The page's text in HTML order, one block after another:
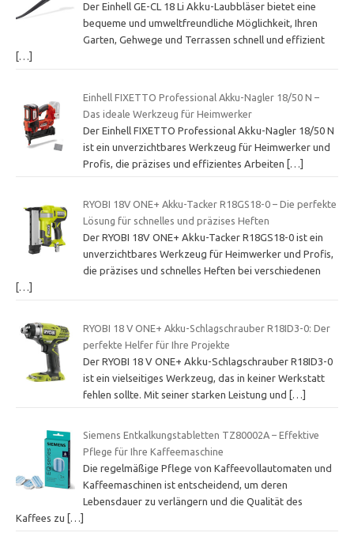
Der Einhell GE-CL 18 Li Akku-Laubbläser bietet eine
bequeme und umweltfreundliche Möglichkeit, Ihren
Garten, Gehwege und Terrassen schnell und effizient
[…]
Einhell FIXETTO Professional Akku-Nagler 18/50 N –
Das ideale Werkzeug für Heimwerker
Der Einhell FIXETTO Professional Akku-Nagler 18/50 N
ist ein unverzichtbares Werkzeug für Heimwerker und
Profis, die präzises und effizientes Arbeiten […]
RYOBI 18V ONE+ Akku-Tacker R18GS18-0 – Die perfekte
Lösung für schnelles und präzises Heften
Der RYOBI 18V ONE+ Akku-Tacker R18GS18-0 ist ein
unverzichtbares Werkzeug für Heimwerker und Profis,
die präzises und schnelles Heften bei verschiedenen
[…]
RYOBI 18 V ONE+ Akku-Schlagschrauber R18ID3-0: Der
perfekte Helfer für Ihre Projekte
Der RYOBI 18 V ONE+ Akku-Schlagschrauber R18ID3-0
ist ein vielseitiges Werkzeug, das in keiner Werkstatt
fehlen sollte. Mit seiner starken Leistung und […]
Siemens Entkalkungstabletten TZ80002A – Effektive
Pflege für Ihre Kaffeemaschine
Die regelmäßige Pflege von Kaffeevollautomaten und
Kaffeemaschinen ist entscheidend, um deren
Lebensdauer zu verlängern und die Qualität des
Kaffees zu
[…]